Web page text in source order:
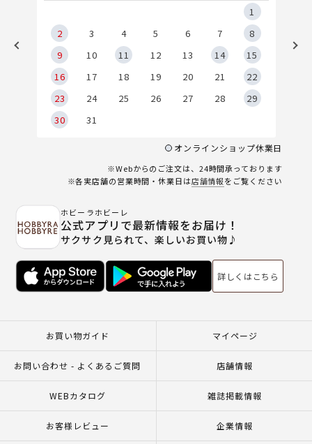
1
2
3 4 5 6 7
8
9
10 11 12 13 14
15
16
17 18 19 20 21
22
23
24 25 26 27 28
29
30
31
オンラインショップ休業日
※Webからのご注文は、24時間承っております
※各実店舗の営業時間・休業日は店舗情報をご覧ください
ホビーラホビーレ
公式アプリで最新情報をお届け！
サクサク見られて、楽しいお買い物♪
詳しくはこちら
お買い物ガイド マイページ
お問い合わせ - よくあるご質問 店舗情報
WEBカタログ 雑誌掲載情報
お客様レビュー 企業情報